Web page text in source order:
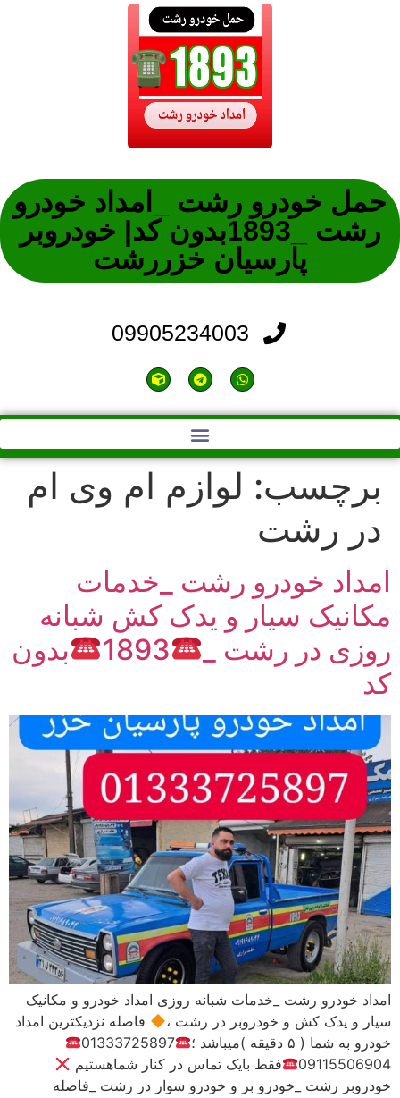
حمل خودرو رشت _امداد خودرو
رشت _1893بدون کد| خودروبر
پارسیان خزررشت
09905234003
برچسب: لوازم ام وی ام
در رشت
امداد خودرو رشت _خدمات
مکانیک سیار و یدک کش شبانه
روزی در رشت _
1893
بدون
کد
امداد خودرو رشت _خدمات شبانه روزی امداد خودرو و مکانیک
سیار و یدک کش و خودروبر در رشت ،
فاصله نزدیکترین امداد
خودرو به شما ( ۵ دقیقه )میباشد ؛
01333725897
09115506904
فقط بایک تماس در کنار شماهستیم
خودروبر رشت _خودرو بر و خودرو سوار در رشت _فاصله